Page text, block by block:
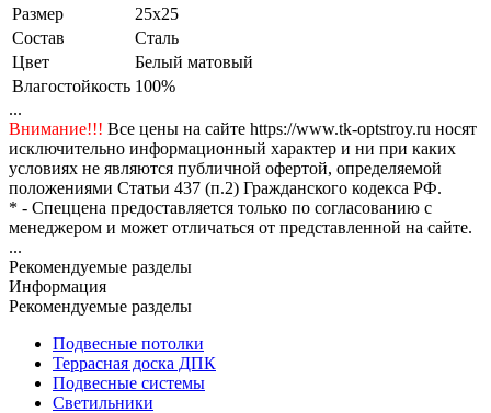
Размер
25x25
Состав
Cталь
Цвет
Белый матовый
Влагостойкость 100%
...
Внимание!!! Все цены на сайте https://www.tk-optstroy.ru носят
исключительно информационный характер и ни при каких
условиях не являются публичной офертой, определяемой
положениями Статьи 437 (п.2) Гражданского кодекса РФ.
* - Спеццена предоставляется только по согласованию с
менеджером и может отличаться от представленной на сайте.
...
Рекомендуемые разделы
Информация
Рекомендуемые разделы
Подвесные потолки
Террасная доска ДПК
Подвесные системы
Светильники